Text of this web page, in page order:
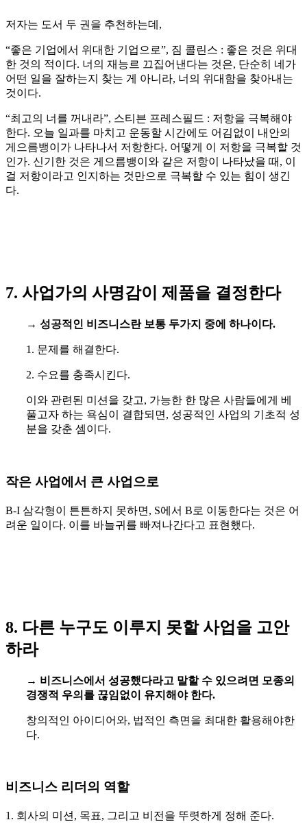
저자는 도서 두 권을 추천하는데,
“좋은 기업에서 위대한 기업으로”, 짐 콜린스 : 좋은 것은 위대
한 것의 적이다. 너의 재능르 끄집어낸다는 것은, 단순히 네가
어떤 일을 잘하는지 찾는 게 아니라, 너의 위대함을 찾아내는
것이다.
“최고의 너를 꺼내라”, 스티븐 프레스필드 : 저항을 극복해야
한다. 오늘 일과를 마치고 운동할 시간에도 어김없이 내안의
게으름뱅이가 나타나서 저항한다. 어떻게 이 저항을 극복할 것
인가. 신기한 것은 게으름뱅이와 같은 저항이 나타났을 때, 이
걸 저항이라고 인지하는 것만으로 극복할 수 있는 힘이 생긴
다.
7. 사업가의 사명감이 제품을 결정한다
→ 성공적인 비즈니스란 보통 두가지 중에 하나이다.
1. 문제를 해결한다.
2. 수요를 충족시킨다.
이와 관련된 미션을 갖고, 가능한 한 많은 사람들에게 베
풀고자 하는 욕심이 결합되면, 성공적인 사업의 기초적 성
분을 갖춘 셈이다.
작은 사업에서 큰 사업으로
B-I 삼각형이 튼튼하지 못하면, S에서 B로 이동한다는 것은 어
려운 일이다. 이를 바늘귀를 빠져나간다고 표현했다.
8. 다른 누구도 이루지 못할 사업을 고안
하라
→ 비즈니스에서 성공했다라고 말할 수 있으려면 모종의
경쟁적 우의를 끊임없이 유지해야 한다.
창의적인 아이디어와, 법적인 측면을 최대한 활용해야한
다.
비즈니스 리더의 역할
1. 회사의 미션, 목표, 그리고 비전을 뚜렷하게 정해 준다.